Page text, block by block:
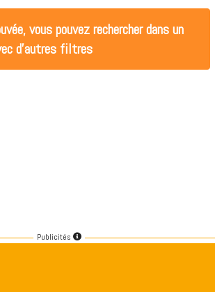
vous pouvez rechercher dans un
d'autres filtres
Publicités